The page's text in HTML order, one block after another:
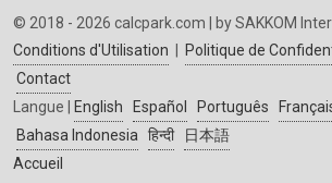
© 2018 - 2026 calcpark.com | by SAKKOM
Conditions d'Utilisation | Politique de
Contact
Langue | English Español Português
Bahasa Indonesia
हिन्दी
日本語
Accueil